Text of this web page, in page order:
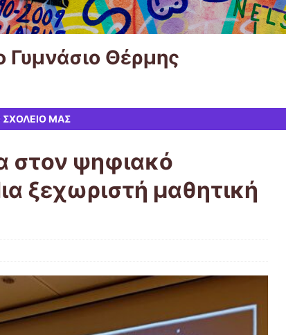
Γυμνάσιο Θέρμης
ΣΧΟΛΕΙΟ ΜΑΣ
στον ψηφιακό
ξεχωριστή μαθητική